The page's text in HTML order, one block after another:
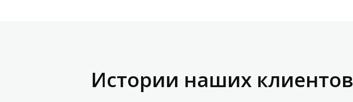
Истории наших клиентов